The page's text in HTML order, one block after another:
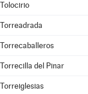
Tolocirio
Torreadrada
Torrecaballeros
Torrecilla del Pinar
Torreiglesias